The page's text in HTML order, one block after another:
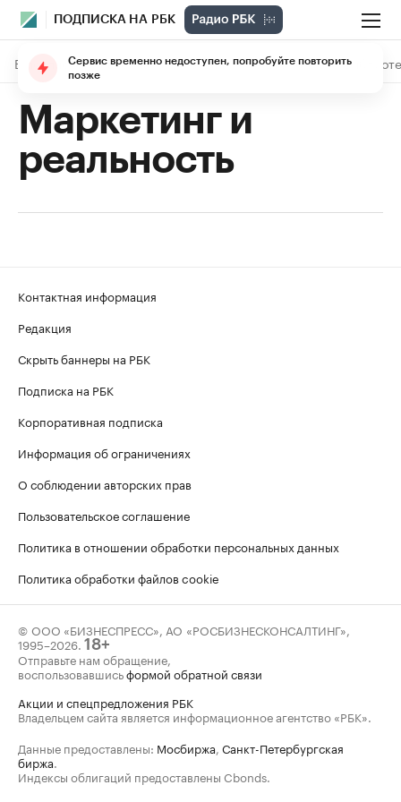
ПОДПИСКА НА РБК
В подписке Материалы Лекции The Economist
Маркетинг и
реальность
Контактная информация
Редакция
Скрыть баннеры на РБК
Подписка на РБК
Корпоративная подписка
Информация об ограничениях
О соблюдении авторских прав
Пользовательское соглашение
Политика в отношении обработки персональных данных
Политика обработки файлов cookie
© ООО «БИЗНЕСПРЕСС», АО «РОСБИЗНЕСКОНСАЛТИНГ»,
1995–2026. 18+
Отправьте нам обращение,
воспользовавшисьформой обратной связи
Акции и спецпредложения РБК
Владельцем сайта является информационное агентство «РБК».
Данные предоставлены: Мосбиржа, Санкт-Петербургская
биржа.
Индексы облигаций предоставлены Cbonds.
Сервис временно недоступен, попробуйте повторить